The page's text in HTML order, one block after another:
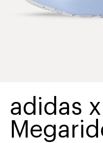
adidas